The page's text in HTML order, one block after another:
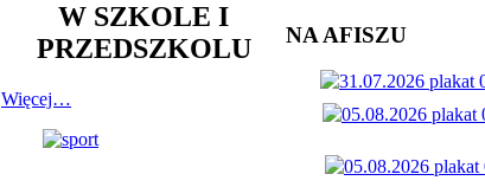
W SZKOLE I
PRZEDSZKOLU
Więcej…
NA AFISZU